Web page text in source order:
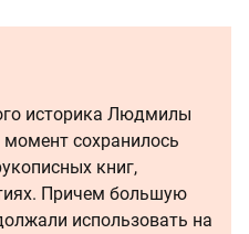
историка Людмилы
сохранилось
книг,
Причем большую
использовать на